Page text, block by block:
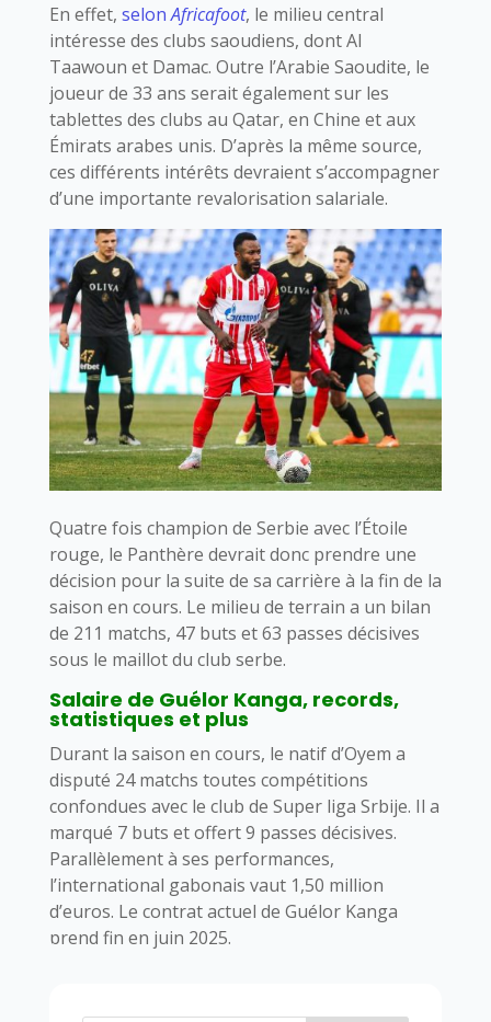
En effet, selonAfricafoot, le milieu central
intéresse des clubs saoudiens, dont Al
Taawoun et Damac. Outre l’Arabie Saoudite, le
joueur de 33 ans serait également sur les
tablettes des clubs au Qatar, en Chine et aux
Émirats arabes unis. D’après la même source,
ces différents intérêts devraient s’accompagner
d’une importante revalorisation salariale.
Quatre fois champion de Serbie avec l’Étoile
rouge, le Panthère devrait donc prendre une
décision pour la suite de sa carrière à la fin de la
saison en cours. Le milieu de terrain a un bilan
de 211 matchs, 47 buts et 63 passes décisives
sous le maillot du club serbe.
Salaire de Guélor Kanga, records,
statistiques et plus
Durant la saison en cours, le natif d’Oyem a
disputé 24 matchs toutes compétitions
confondues avec le club de Super liga Srbije. Il a
marqué 7 buts et offert 9 passes décisives.
Parallèlement à ses performances,
l’international gabonais vaut 1,50 million
d’euros. Le contrat actuel de Guélor Kanga
prend fin en juin 2025.